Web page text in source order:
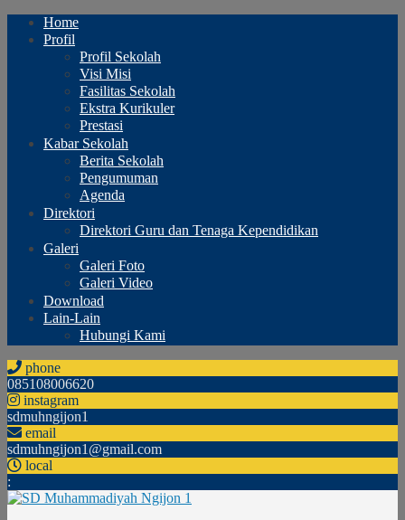
Home
Profil
Profil Sekolah
Visi Misi
Fasilitas Sekolah
Ekstra Kurikuler
Prestasi
Kabar Sekolah
Berita Sekolah
Pengumuman
Agenda
Direktori
Direktori Guru dan Tenaga Kependidikan
Galeri
Galeri Foto
Galeri Video
Download
Lain-Lain
Hubungi Kami
phone
085108006620
instagram
sdmuhngijon1
email
sdmuhngijon1@gmail.com
local
: